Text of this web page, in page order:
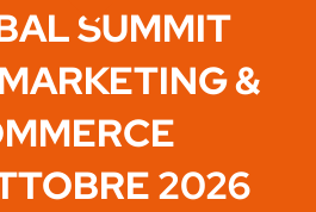
SUMMIT
&
2026